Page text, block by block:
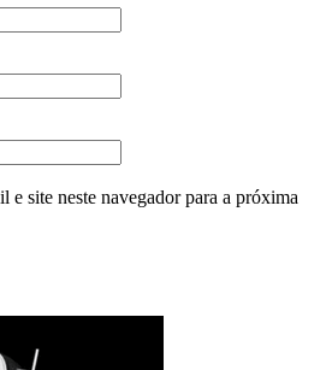
e site neste navegador para a próxima